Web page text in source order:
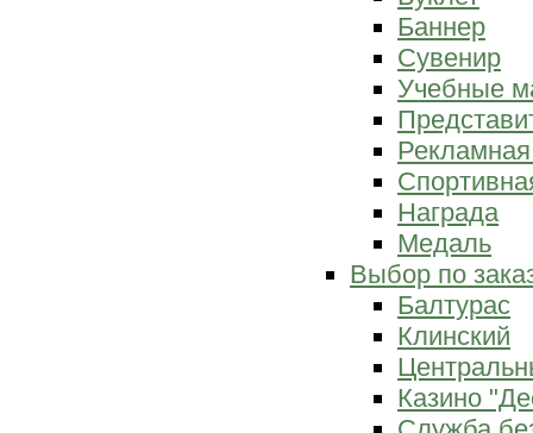
Баннер
Сувенир
Учебные
Награда
Медаль
Выбор по
Балтурас
Клинский
Казино